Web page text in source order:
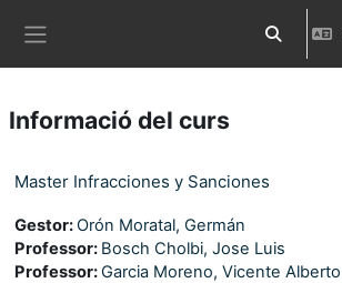
Commuta
Informació del curs
Master Infracciones y Sanciones
Gestor:Orón Moratal, Germán
Professor: Bosch Cholbi, Jose Luis
Professor:Garcia Moreno, Vicente Alberto